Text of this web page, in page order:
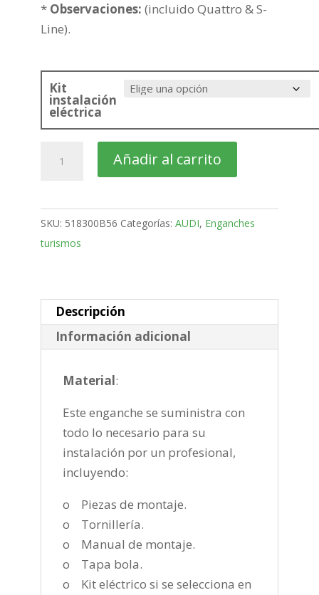
* Observaciones: (incluido Quattro & S-
Line).
Kit
instalación
eléctrica
Puertas
Bola
fija
2004
cantidad
Añadir al carrito
SKU: 518300B56 Categorías: AUDI, Enganches
turismos
Descripción
Información adicional
Material:
Este enganche se suministra con
todo lo necesario para su
instalación por un profesional,
incluyendo:
o Piezas de montaje.
o Tornillería.
o Manual de montaje.
o Tapa bola.
o Kit eléctrico si se selecciona en